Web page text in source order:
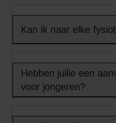
Kan ik naar elke
Hebben jullie een
voor jongeren?